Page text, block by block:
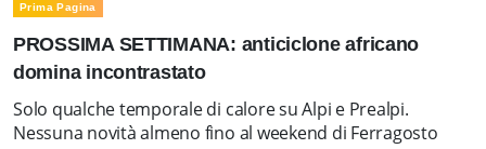
Prima Pagina
PROSSIMA SETTIMANA: anticiclone africano
domina incontrastato
Solo qualche temporale di calore su Alpi e Prealpi.
Nessuna novità almeno fino al weekend di Ferragosto